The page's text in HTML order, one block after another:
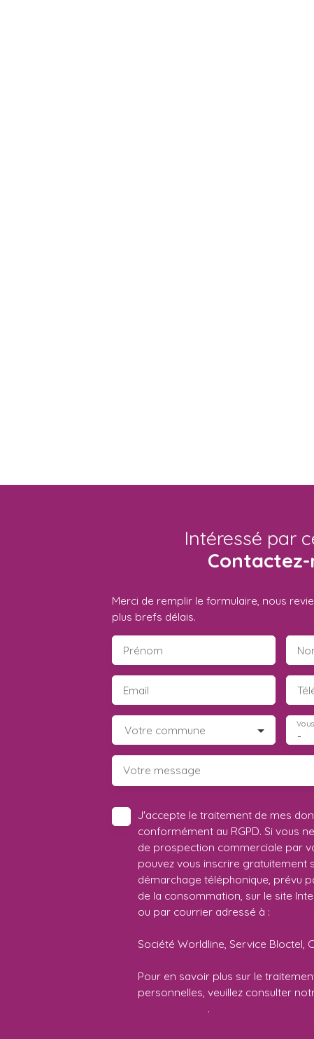
Intéressé par
Contactez-
Merci de remplir le formulaire, nous
plus brefs délais.
Prénom
Email
Votre commune -
Votre message
J'accepte le traitement de mes
conformément au RGPD. Si vous
de prospection commerciale par
pouvez vous inscrire gratuitement
démarchage téléphonique, prévu
de la consommation, sur le site
ou par courrier adressé à :
Société Worldline, Service Bloctel,
Pour en savoir plus sur le
personnelles, veuillez consulter
.